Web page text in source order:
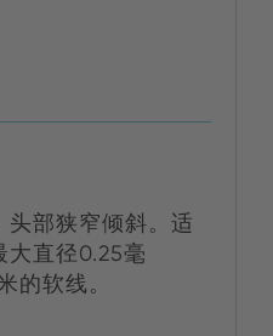
头部狭窄倾斜。适
大直径0.25毫
的软线。